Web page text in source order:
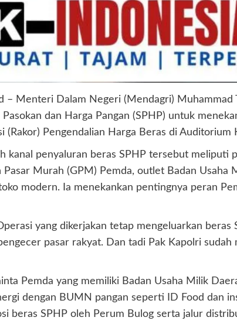
– Menteri Dalam Negeri (Mendagri)
dan Harga Pangan (SPHP) untuk
(Rakor) Pengendalian Harga Beras di
kanal penyaluran beras SPHP tersebut
Pasar Murah (GPM) Pemda, outlet Badan
modern. Ia menekankan pentingnya peran
yang dikerjakan tetap mengeluarkan
pasar rakyat. Dan tadi Pak Kapolri
Pemda yang memiliki Badan Usaha Milik
dengan BUMN pangan seperti ID Food dan
beras SPHP oleh Perum Bulog serta jalur